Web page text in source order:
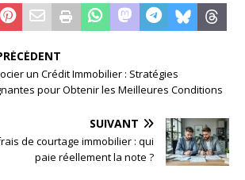
un Crédit Immobilier : Stratégies
pour Obtenir les Meilleures Conditions
SUIVANT
de courtage immobilier : qui
paie réellement la note ?